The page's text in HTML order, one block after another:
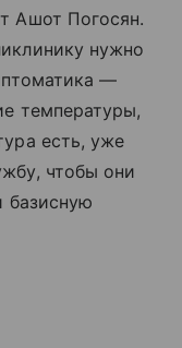
Ашот Погосян.
нужно
—
температуры,
есть, уже
чтобы они
базисную